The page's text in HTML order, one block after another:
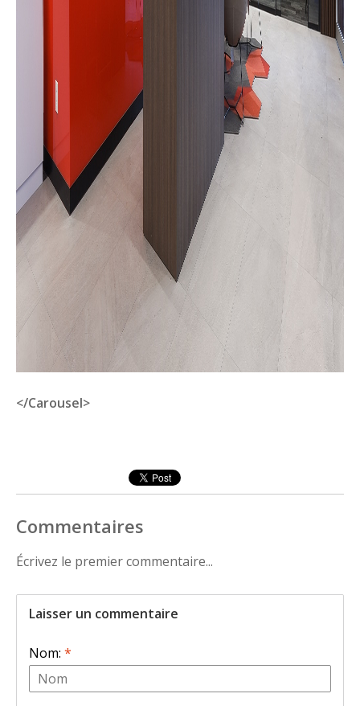
</Carousel>
Commentaires
Écrivez le premier commentaire...
Laisser un commentaire
Nom: *